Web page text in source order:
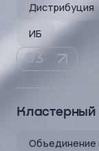
Дистрибуция
ИБ
Кластерный
Объединение